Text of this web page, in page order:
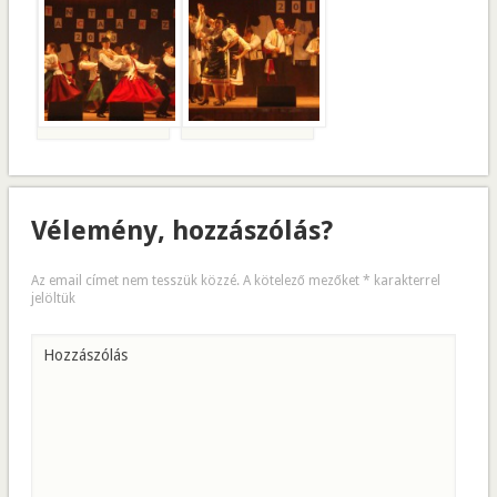
Vélemény, hozzászólás?
Az email címet nem tesszük közzé. A kötelező mezőket * karakterrel
jelöltük
Hozzászólás